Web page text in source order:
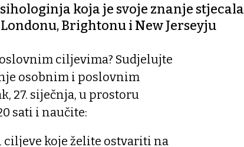
koja je svoje znanje stjecala
Brightonu i New Jerseyju
ciljevima? Sudjelujte
osobnim i poslovnim
27. siječnja, u prostoru
sati i naučite:
koje želite ostvariti na